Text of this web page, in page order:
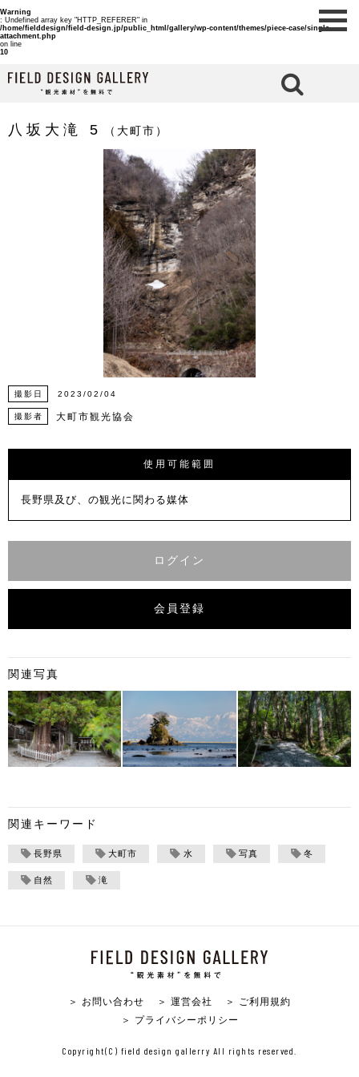
Warning
: Undefined array key "HTTP_REFERER" in
/home/fielddesign/field-design.jp/public_html/gallery/wp-content/themes/piece-case/single-
attachment.php
on line
10
八坂大滝 5 （大町市）
撮影日 2023/02/04
撮影者 大町市観光協会
使用可能範囲
長野県及び、の観光に関わる媒体
ログイン
会員登録
関連写真
関連キーワード
長野県 大町市 水 写真 冬
自然 滝
＞ お問い合わせ ＞ 運営会社
＞ ご利用規約
＞ プライバシーポリシー
Copyright(C) field design gallerry All rights reserved.